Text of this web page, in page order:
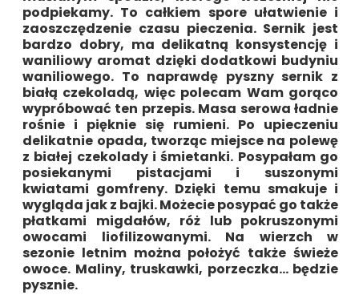
podpiekamy. To całkiem spore ułatwienie i
zaoszczędzenie czasu pieczenia. Sernik jest
bardzo dobry, ma delikatną konsystencję i
waniliowy aromat dzięki dodatkowi budyniu
waniliowego. To naprawdę pyszny sernik z
białą czekoladą, więc polecam Wam gorąco
wypróbować ten przepis. Masa serowa ładnie
rośnie i pięknie się rumieni. Po upieczeniu
delikatnie opada, tworząc miejsce na polewę
z białej czekolady i śmietanki. Posypałam go
posiekanymi pistacjami i suszonymi
kwiatami gomfreny. Dzięki temu smakuje i
wygląda jak z bajki. Możecie posypać go także
płatkami migdałów, róż lub pokruszonymi
owocami liofilizowanymi. Na wierzch w
sezonie letnim można położyć także świeże
owoce. Maliny, truskawki, porzeczka… będzie
pysznie.